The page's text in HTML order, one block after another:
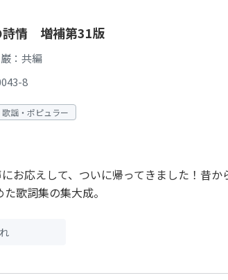
詩情 増補第31版
：共編
8
歌謡・ポピュラー
お応えして、ついに帰ってきました！昔
歌詞集の集大成。